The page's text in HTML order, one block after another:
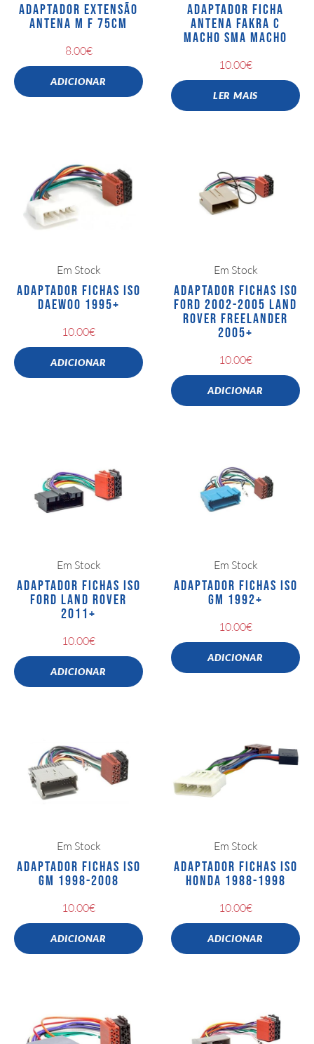
ADAPTADOR EXTENSÃO
ANTENA M F 75CM
8.00€
ADICIONAR
ADAPTADOR FICHA
ANTENA FAKRA C
MACHO SMA MACHO
10.00€
LER MAIS
Em Stock
ADAPTADOR FICHAS ISO
DAEWOO 1995+
10.00€
ADICIONAR
Em Stock
ADAPTADOR FICHAS ISO
FORD 2002-2005 LAND
ROVER FREELANDER
2005+
10.00€
ADICIONAR
Em Stock
ADAPTADOR FICHAS ISO
FORD LAND ROVER
2011+
10.00€
ADICIONAR
Em Stock
ADAPTADOR FICHAS ISO
GM 1992+
10.00€
ADICIONAR
Em Stock
ADAPTADOR FICHAS ISO
GM 1998-2008
10.00€
ADICIONAR
Em Stock
ADAPTADOR FICHAS ISO
HONDA 1988-1998
10.00€
ADICIONAR